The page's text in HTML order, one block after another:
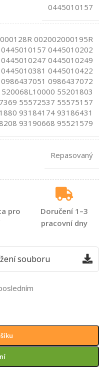
0445010157
002002000195R
0445010202
0445010249
0445010422
0986437072
55201803
55572537 55575157
93184174 93186431
93190668 95521579
Repasovaný
pro
Doručení 1–3
pracovní dny
souboru